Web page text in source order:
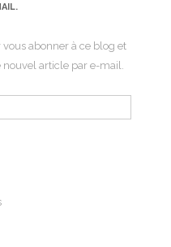
abonner à ce blog et
article par e-mail.